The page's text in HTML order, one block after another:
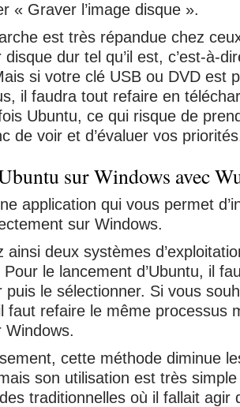
« Graver l’image disque ».
est très répandue chez
dur tel qu’il est, c’est-à-
si votre clé USB ou DVD est
il faudra tout refaire en
Ubuntu, ce qui risque de
de voir et d’évaluer vos
sur Windows avec
application qui vous permet
sur Windows.
ainsi deux systèmes
le lancement d’Ubuntu, il
puis le sélectionner. Si vous
faut refaire le même processus
Windows.
cette méthode diminue
son utilisation est très
traditionnelles où il fallait agir